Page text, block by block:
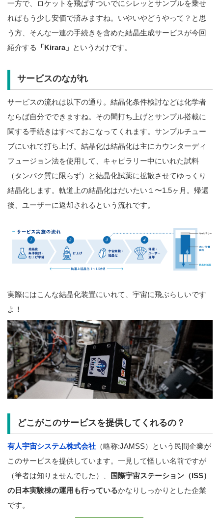
一方で、ロケットを飛ばすついでにシレッとサンプルを乗せ
ればもう少し安価で済みますね。いやいやどうやって？と思
う方、そんな一連の手続きを含めた結晶生成サービスが今回
紹介する
「Kirara」 というわけです。
サービスのながれ
サービスの流れは以下の通り。結晶化条件検討などは化学者
ならば自分でできますね。その間打ち上げとサンプル搭載に
関する手続きはすべておこなってくれます。サンプルチュー
ブにいれて打ち上げ。結晶化は結晶化は主にカウンターディ
フュージョン法を使用して、キャピラリー中にいれた試料
（タンパク質に限らず）と結晶化試薬に拡散させてゆっくり
結晶化します。軌道上の結晶化はだいたい１〜1.5ヶ月。帰還
後、ユーザーに返却されるという流れです。
実際にはこんな結晶化装置にいれて、宇宙に飛ぶらしいです
よ！
どこがこのサービスを提供してくれるの？
有人宇宙システム株式会社 （略称:JAMSS）という民間企業が
このサービスを提供しています。一見して怪しい名前ですが
（筆者は知りませんでした）、
国際宇宙ステーション（ISS）
の日本実験棟の運用も行っているかなりしっかりとした企業
です。